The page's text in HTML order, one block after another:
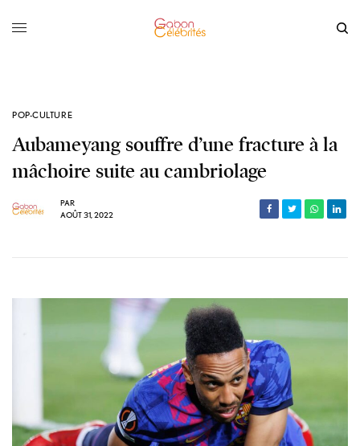
POP-CULTURE
Aubameyang souffre d’une fracture à la
mâchoire suite au cambriolage
PAR
AOÛT 31, 2022